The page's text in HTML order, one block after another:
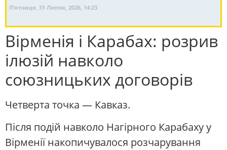
П’ятниця, 31 Липня, 2026, 14:23
Вірменія і Карабах: розрив
ілюзій навколо
союзницьких договорів
Четверта точка — Кавказ.
Після подій навколо Нагірного Карабаху у
Вірменії накопичувалося розчарування